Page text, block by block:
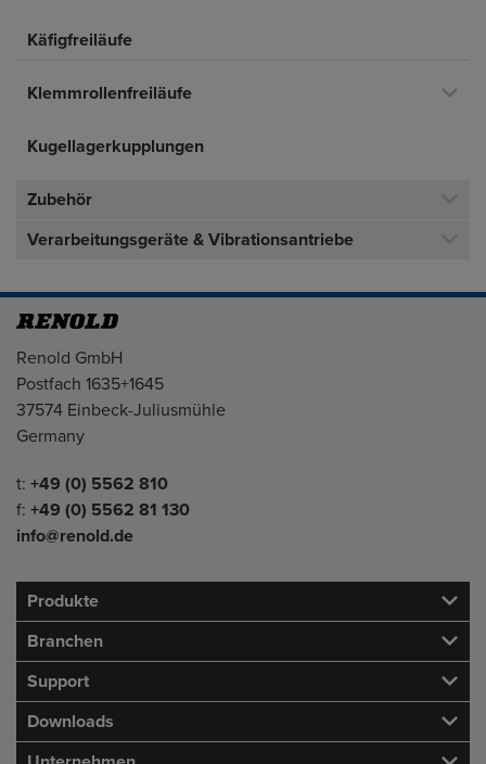
Käfigfreiläufe
Klemmrollenfreiläufe
Kugellagerkupplungen
Zubehör
Verarbeitungsgeräte & Vibrationsantriebe
Adresse
Renold GmbH
Postfach 1635+1645
37574 Einbeck-Juliusmühle
Germany
Telefon/Fax
t: +49 (0) 5562 810
f: +49 (0) 5562 81 130
info@renold.de
Produkte
Branchen
Support
Downloads